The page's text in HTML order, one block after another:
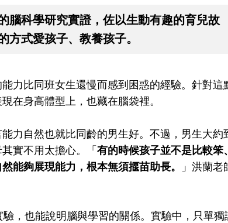
腦科學研究實證，佐以生動有趣的育兒故
式愛孩子、教養孩子。
力比同班女生還慢而感到困惑的經驗。針對這
在身高體型上，也藏在腦袋裡。
力自然也就比同齡的男生好。不過，男生大約
實不用太擔心。「有的時候孩子並不是比較笨
能夠展現能力，根本無須揠苗助長。
」洪蘭老
，也能說明腦與學習的關係。實驗中，只單獨